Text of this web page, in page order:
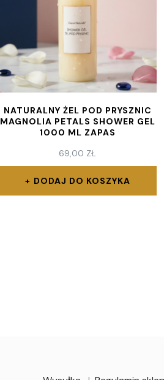
NATURALNY ŻEL POD PRYSZNIC
MAGNOLIA PETALS SHOWER GEL
1000 ML ZAPAS
69,00 ZŁ
DODAJ DO KOSZYKA